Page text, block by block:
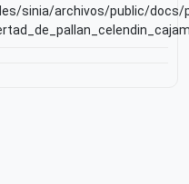
sinia/archivos/public/docs/